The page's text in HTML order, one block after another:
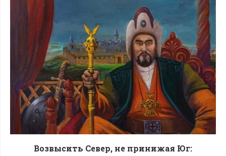
Возвысить Север, не принижая Юг: